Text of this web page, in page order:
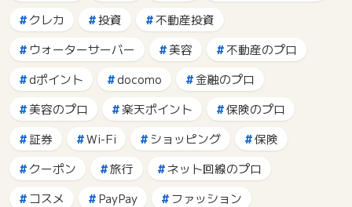
クレカ
投資
不動産投資
ウォーターサーバー
美容
不動産のプロ
dポイント
docomo
金融のプロ
美容のプロ
楽天ポイント
保険のプロ
証券
Wi-Fi ショッピング
保険
クーポン
旅行
ネット回線のプロ
コスメ
PayPay
ファッション